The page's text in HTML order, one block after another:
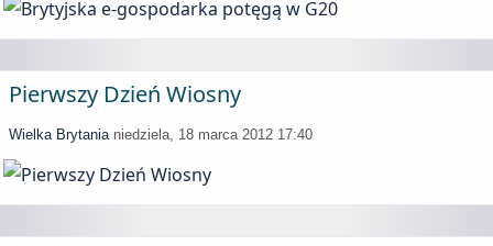
Pierwszy Dzień Wiosny
Wielka Brytania niedziela, 18 marca 2012 17:40